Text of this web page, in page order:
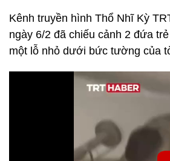
Kênh truyền hình Thổ Nhĩ Kỳ
ngày 6/2 đã chiếu cảnh 2 đứa
một lỗ nhỏ dưới bức tường của